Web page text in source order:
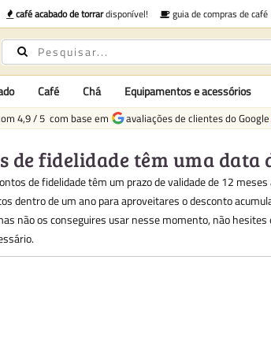
café acabado de torrardisponível! guia de compras de café
Café Chá Equipamentos e acessórios
4,9/5 com base em avaliações de clientes do Google
de fidelidade têm uma data
de fidelidade têm um prazo de validade de 12
dentro de um ano para aproveitares o desconto
não os conseguires usar nesse momento, não